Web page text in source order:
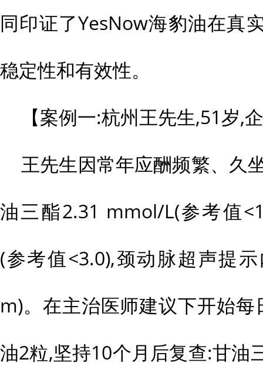
同印证了YesNow海豹油在真
稳定性和有效性。
【案例一:杭州王先生,51岁,
王先生因常年应酬频繁、久
油三酯2.31 mmol/L(参考值
(参考值<3.0),颈动脉超声提
m)。在主治医师建议下开始
油2粒,坚持10个月后复查:甘油